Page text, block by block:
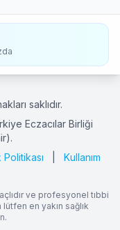
saklıdır.
Eczacılar Birliği
Politikası
Kullanım
ve profesyonel tıbbi
en yakın sağlık